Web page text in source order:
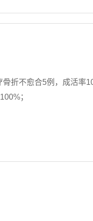
折不愈合5例，成活率
；